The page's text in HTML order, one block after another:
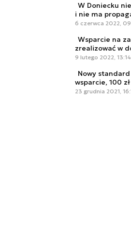
W Doniecku
i nie ma
6 czerwca 2022,
Wsparcie na
zrealizować w
9 lutego 2022, 13:14
Nowy
wsparcie, 100
23 grudnia 2021,